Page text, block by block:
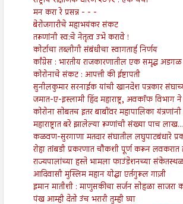
मन करा रे प्रसन्न - - -
बेरोजगारीचे महाभयंकर संकट
तरूणांनी स्व:चे नेतृत्व उभे करावे !
कोर्टाचा तब्लीगी संबंधीचा स्वागतार्ह निर्णय
काँग्रेस : भारतीय राजकारणातील एक समृद्ध अडगळ
कोरोनाचे संकट : आपत्ती की ईष्टापती
सुनीलकुमार सरनाईक यांची खानदेश पत्रकार
जमात-ए-इस्लामी हिंद महाराष्ट्र, अवकाॅफ विभाग ने
कोरोना सोबतच इतर बाबींवर महापालिका
महाराष्ट्रात बरे झालेल्या रूग्णांची संख्या पाच लाख...
कळवण-सुरगाणा मतदार संघातील लघुपाटबंधारे
रोहा तांबडी प्रकरणात चौकशी पूर्ण करून
राज्यपालांच्या हस्ते भामला फाउंडेशनच्या
आदिवासी मुस्लिम महान योद्धा एर्तगुरूल गाज़ी
इमान मातीशी : माणुसकीचा सर्जन सोहळा साजरा
पंख आम्ही देतो उंच भरारी तुम्ही घ्या